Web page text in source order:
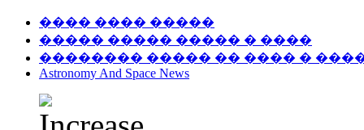
���� ���� �����
����� ����� ����� � ����
�������� ����� �� ���� �
Astronomy And Space News